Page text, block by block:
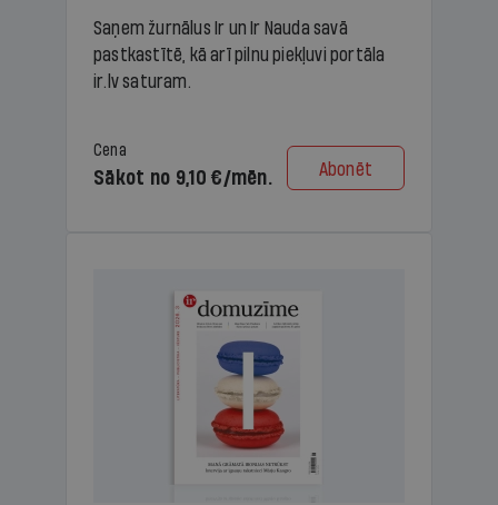
Saņem žurnālus Ir un Ir Nauda savā
pastkastītē, kā arī pilnu piekļuvi portāla
ir.lv saturam.
Cena
Sākot no 9,10 €/mēn. Abonēt